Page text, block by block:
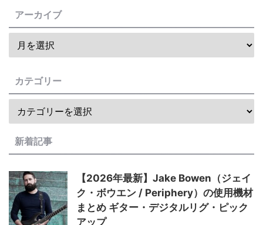
アーカイブ
カテゴリー
新着記事
【2026年最新】Jake Bowen（ジェイ
ク・ボウエン / Periphery）の使用機材
まとめ ギター・デジタルリグ・ピック
アップ